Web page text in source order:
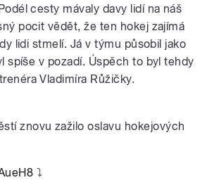
cesty mávaly davy lidí na náš
pocit vědět, že ten hokej zajímá
lidi stmelí. Já v týmu působil jako
spíše v pozadí. Úspěch to byl tehdy
Vladimíra Růžičky.
znovu zažilo oslavu hokejových
⤵️